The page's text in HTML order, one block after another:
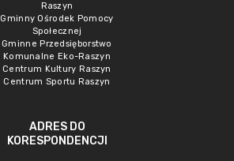
Raszyn
Gminny Ośrodek Pomocy
Społecznej
Gminne Przedsięborstwo
Komunalne Eko-Raszyn
Centrum Kultury Raszyn
Centrum Sportu Raszyn
ADRES DO
KORESPONDENCJI